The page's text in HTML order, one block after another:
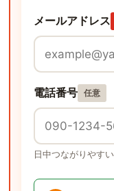
メールアドレス
電話番号 任意
日中つながりやす